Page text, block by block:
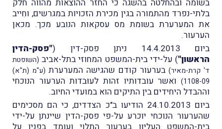
בשומה ובהחלטה בהשגה כי החזר ההוצאות מהווה חלק
בלתי-נפרד מהתמורה בגין מכירת הזכויות במגרשים, וחִייב
את המערערת בשומת מס עסקאות הנובע מכך. מכאן
הערעור.
ביום 14.4.2013 ניתן פסק-דין (
"פסק-הדין
הראשון") על-ידי בית-המשפט המחוזי בתל-אביב (השופטת
ד' קרת-מאיר) בערעור קודם שהגישה המערערת (ע"מ (ת"א)
1108-09)
ואשר עובדותיו זהות לעוּבדות הערעור הנוכחי
וההבדל היחידים בין התיקים הוא במועדי החיוב.
ביום 24.10.2013 הודיעו ב"כ הצדדים, כי הם מסכימים
שהערעור הנוכחי יוכרע על-פי פסק-הדין שיינתן על-ידי
בית-המשפט העליון בערעור התלוי ועומד בפניו על